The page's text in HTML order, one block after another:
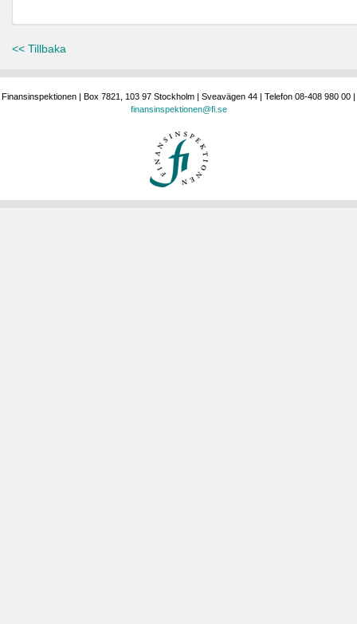
<< Tillbaka
Finansinspektionen | Box 7821, 103 97 Stockholm | Sveavägen 44 | Telefon 08-408 980 00 |
finansinspektionen@fi.se